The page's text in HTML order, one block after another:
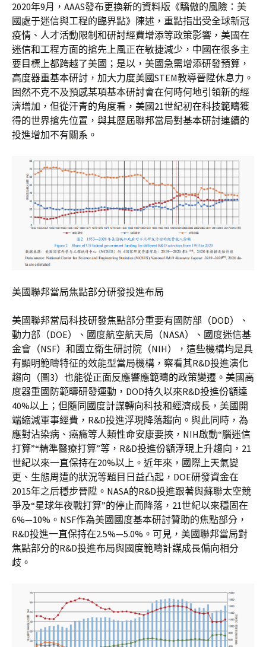
2020年9月，AAAS發布更換新的資料版《驕傲的風險：美
國處于迷信與工程的臨界點》陳述，重點指出受全球新冠
疫情、人才活動限制和研討經費增添等政策影響，美國在
迷信和工程方面的搶先上風正在敏捷減少，中國在很多主
要目標上都跨越了美國；是以，美國急需增添研發預算，
高度器重基本研討，加大力度美國STEM教導晉陞休息力。
固然不克不及預感某項基本研討會在何時何地引領新的經
濟增加，但從汗青的角度看，美國21世紀初在科技範疇獲
得的世界搶先位置，與其歷屆聯邦當局對基本研討連續的
投進增加不有關系。
美國聯邦當局焦點部分研發投進布局
美國聯邦當局科技研發焦點部分重要有國防部（DOD）、
動力部（DOE）、國度航空航天局（NASA）、國度迷信基
金會（NSF）和國立衛生研討院（NIH），這些機構均是具
有顯明範疇特征的效能型當局機構，察看其R&D投進演化
趨向（圖3）也能從正面反應響應範疇的政策變遷。美國高
度器重國防範疇研發運動，DOD持久以來R&D投進份額達
40%以上；但隨同國度計謀轉向科技和經濟成長，美國開
端縮減軍事經費，R&D投進浮現降落趨向。與此同時，為
應對沾染病、癌癥等人類性命安康要挾，NIH啟動“腦迷信
打算”“精準醫療打算”等，R&D投進份額浮現上升趨向，21
世紀以來一直保持在20%以上。近年來，國際上天氣變
更、生態周遭的狀況等題目日益凸起，DOE研發資金在
2015年之后穩步晉陞。NASA的R&D投進跟著與蘇聯太空競
爭及“星球年夜戰打算”的停止而降落，21世紀以來穩固在
6%—10%。NSF作為美國國度基本研討贊助的焦點部分，
R&D投進一直保持在2.5%—5.0%。可見，美國聯邦當局對
焦點部分的R&D投進布局與國度範疇計謀成長偏向相分
歧。